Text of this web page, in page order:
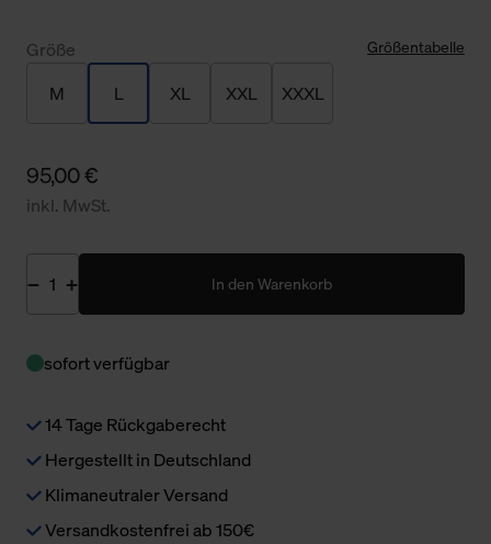
Größe Größentabelle
M L XL XXL XXXL
95,00 €
inkl. MwSt.
In den Warenkorb
sofort verfügbar
14 Tage Rückgaberecht
Hergestellt in Deutschland
Klimaneutraler Versand
Versandkostenfrei ab 150€